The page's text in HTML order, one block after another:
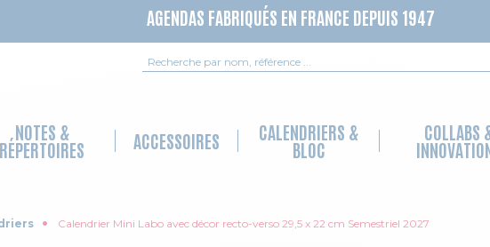
AGENDAS FABRIQUÉS EN FRANCE DEPUIS 1947
Recherche
NOTES &
RÉPERTOIRES ACCESSOIRES CALENDRIERS &
BLOC
COLLABS
Calendrier Mini Labo avec décor recto-verso 29,5 x 22 cm Semestriel 2027